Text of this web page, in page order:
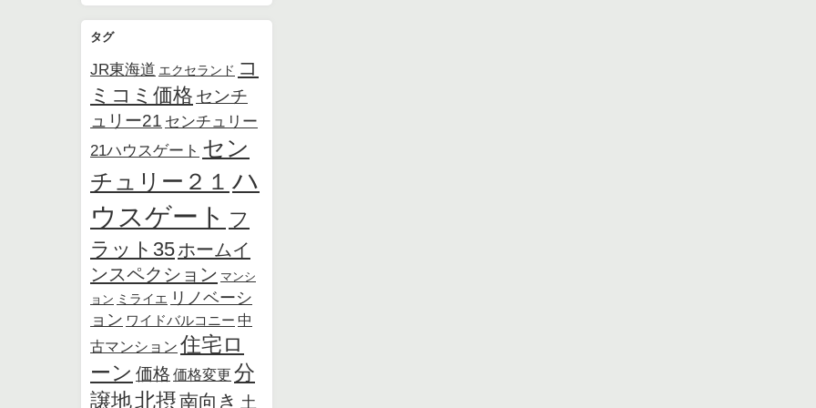
タグ
JR東海道 エクセランド コ
ミコミ価格 センチ
ュリー21 センチュリー
21ハウスゲート セン
チュリー２１ ハ
ウスゲート フ
ラット35ホームイ
ンスペクション マンシ
ョン ミライエ リノベーシ
ョン ワイドバルコニー 中
古マンション 住宅ロ
ーン 価格 価格変更 分
譲地北摂南向き 土